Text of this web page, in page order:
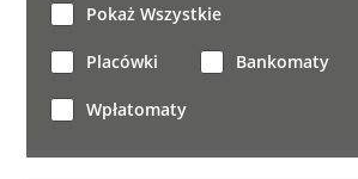
Pokaż Wszystkie
Placówki Bankomaty
Wpłatomaty